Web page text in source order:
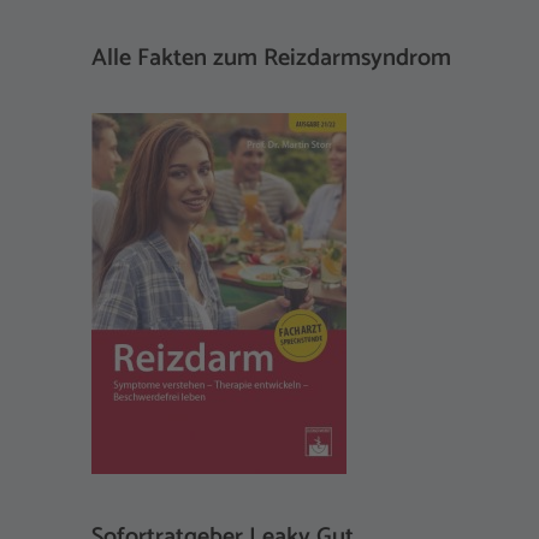
Alle Fakten zum Reizdarmsyndrom